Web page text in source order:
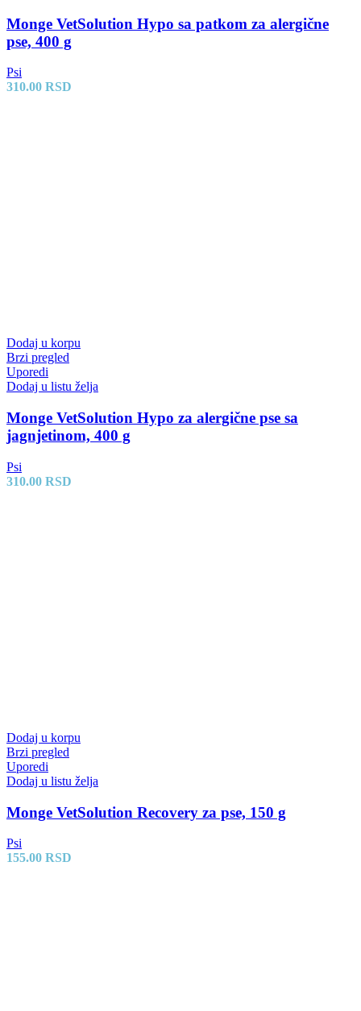
Monge VetSolution Hypo sa patkom za alergične
pse, 400 g
Psi
310.00 RSD
Dodaj u korpu
Brzi pregled
Uporedi
Dodaj u listu želja
Monge VetSolution Hypo za alergične pse sa
jagnjetinom, 400 g
Psi
310.00 RSD
Dodaj u korpu
Brzi pregled
Uporedi
Dodaj u listu želja
Monge VetSolution Recovery za pse, 150 g
Psi
155.00 RSD